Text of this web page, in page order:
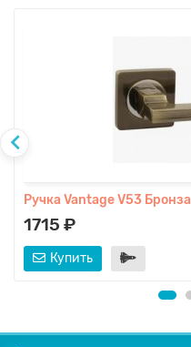
Ручка Vantage V53 Бронза
1715 ₽
Купить